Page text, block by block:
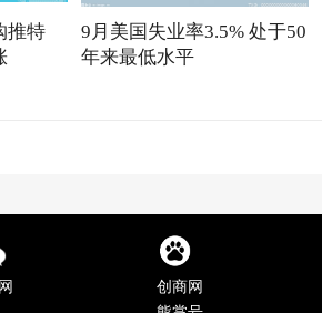
推特
9月美国失业率3.5% 处于50
年来最低水平
创商网